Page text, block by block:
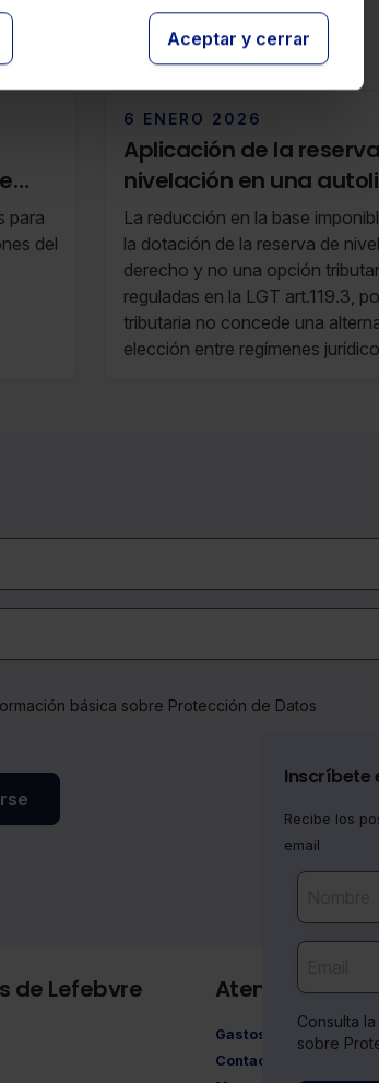
Aceptar y cerrar
para
del
6 ENERO 2026
Aplicación de la
nivelación en una
extemporánea
La reducción en la base
la dotación de la reserva de
derecho y no una opción
reguladas en la LGT art.119.3,
tributaria no concede una
elección entre regímenes
básica sobre Protección de Datos
Inscríbete
Recibe los
email
Consulta
sobre
de Lefebvre Atención al
Gastos de envío
Contacto